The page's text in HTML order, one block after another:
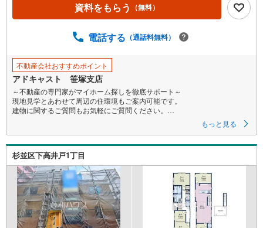
資料をもらう （無料）
電話する （通話料無料）
不動産会社おすすめポイント
アドキャスト 笹塚支店
～不動産の専門家がマイホーム探しを徹底サポート～
現地見学とあわせて周辺の住環境もご案内可能です。
建物に関するご質問もお気軽にご質問ください。
【営業時間9:00～19:00】
物件見学、ローン相談、その他些細なことでもご相談ください
〇気軽にご案内やご来店できるポイント〇
【1】キッズルームあり。お子様にはおもちゃ、絵本などのご用意をしてい
ますので、お子様連れでもお気軽にご来店ください。
【2】ご条件に近い物件も合わせてご紹介をさせて頂きます。近隣物件やご
希望に合わせてその他の物件もご用意をさせて頂きます。
【3】ご連絡の方法は、お客様のご希望に合わせてショートメールやLINEで
のやり取りも大丈夫です。
もっと見る
杉並区下高井戸1丁目